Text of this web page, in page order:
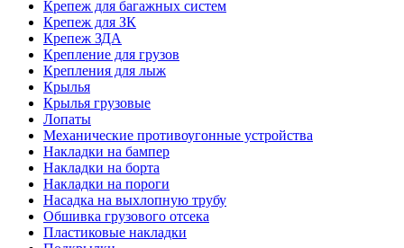
Крепеж для багажных систем
Крепеж для ЗК
Крепеж ЗДА
Крепление для грузов
Крепления для лыж
Крылья
Крылья грузовые
Лопаты
Механические противоугонные устройства
Накладки на бампер
Накладки на борта
Накладки на пороги
Насадка на выхлопную трубу
Обшивка грузового отсека
Пластиковые накладки